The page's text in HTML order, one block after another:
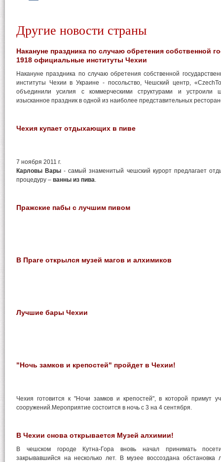
Другие новости страны
Накануне праздника по случаю обретения собственной
1918 официальные институты Чехии
Накануне праздника по случаю обретения собственной
институты Чехии в Украине - посольство, Чешский центр,
объединили усилия с коммерческими структурами и устроили
изысканное праздник в одной из наиболее представительных
Чехия купает отдыхающих в пиве
7 ноября 2011 г.
Карловы Вары - самый знаменитый чешский курорт предлагает
процедуру – ванны из пива.
Пражские пабы с лучшим пивом
В Праге открылся музей магов и алхимиков
Лучшие бары Чехии
"Ночь замков и крепостей" пройдет в Чехии!
Чехия готовится к "Ночи замков и крепостей", в которой примут
сооружений.Мероприятие состоится в ночь с 3 на 4 сентября.
В Чехии снова открывается Музей алхимии!
В чешском городе Кутна-Гора вновь начал принимать
закрывавшийся на несколько лет. В музее воссоздана обстановка